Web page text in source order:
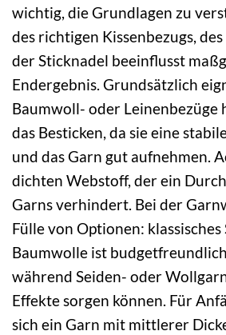
wichtig, die Grundlagen zu
des richtigen Kissenbezugs,
der Sticknadel beeinflusst
Endergebnis. Grundsätzlich
Baumwoll- oder
das Besticken, da sie eine
und das Garn gut aufnehmen.
dichten Webstoff, der ein
Garns verhindert. Bei der
Fülle von Optionen:
Baumwolle ist
während Seiden- oder
Effekte sorgen können. Für
sich ein Garn mit mittlerer